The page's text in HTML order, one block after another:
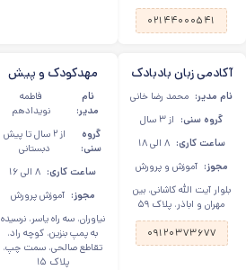
۰۲۱۴۴۰۰۰۵۴۱
آکادمی زبان بادبادک
در آیت الله کاشانی
نام مدیر: محمد رضا خانی
گروه سنی: از ۳ سال
ساعت کاری: ۸ الی ۱۸
مجوز: آموزش و پرورش
بلوار آیت الله کاشانی، بین
مهران و اباذر، پلاک ۵۹
۰۹۱۲۰۳۷۳۶۷۷
مهدکودک و پیش
دبستانی گل‌های
لی‌‎لی‌یوم در نیاوران
نام
مدیر:
فاطمه
نویدادهم
گروه
سنی:
از ۲ سال تا پیش
دبستانی
ساعت کاری: ۸ الی ۱۶
مجوز: آموزش پرورش
نیاوران، سه راه یاسر، نرسیده
به پمپ بنزین، کوچه راد،
تقاطع صالحی، سمت چپ،
پلاک ۱۵